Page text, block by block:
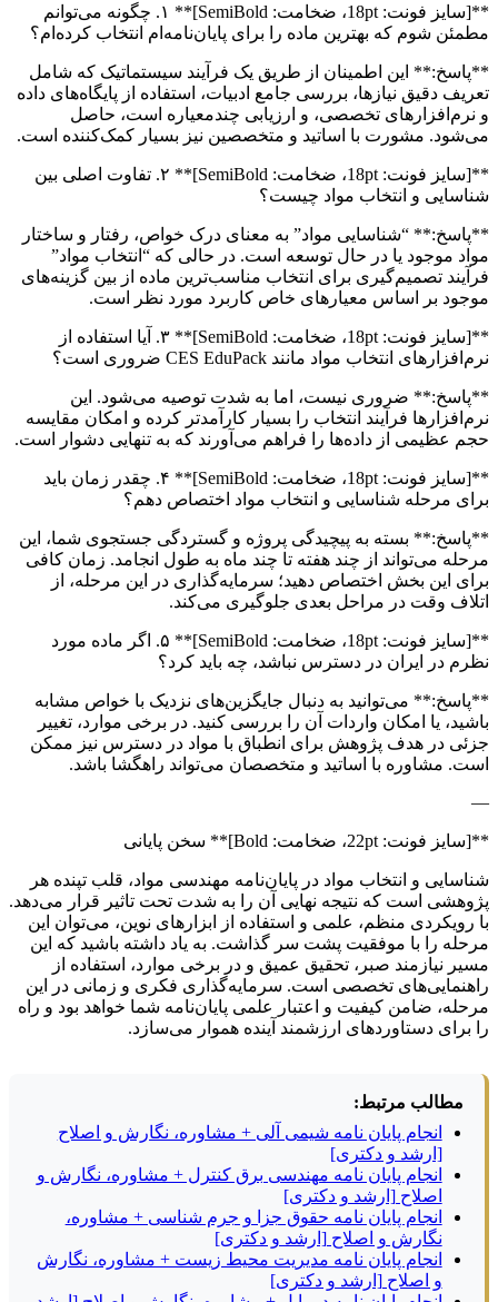
**[سایز فونت: 18pt، ضخامت: SemiBold]** ۱. چگونه می‌توانم
مطمئن شوم که بهترین ماده را برای پایان‌نامه‌ام انتخاب کرده‌ام؟
**پاسخ:** این اطمینان از طریق یک فرآیند سیستماتیک که شامل
تعریف دقیق نیازها، بررسی جامع ادبیات، استفاده از پایگاه‌های داده
و نرم‌افزارهای تخصصی، و ارزیابی چندمعیاره است، حاصل
می‌شود. مشورت با اساتید و متخصصین نیز بسیار کمک‌کننده است.
**[سایز فونت: 18pt، ضخامت: SemiBold]** ۲. تفاوت اصلی بین
شناسایی و انتخاب مواد چیست؟
**پاسخ:** “شناسایی مواد” به معنای درک خواص، رفتار و ساختار
مواد موجود یا در حال توسعه است. در حالی که “انتخاب مواد”
فرآیند تصمیم‌گیری برای انتخاب مناسب‌ترین ماده از بین گزینه‌های
موجود بر اساس معیارهای خاص کاربرد مورد نظر است.
**[سایز فونت: 18pt، ضخامت: SemiBold]** ۳. آیا استفاده از
نرم‌افزارهای انتخاب مواد مانند CES EduPack ضروری است؟
**پاسخ:** ضروری نیست، اما به شدت توصیه می‌شود. این
نرم‌افزارها فرآیند انتخاب را بسیار کارآمدتر کرده و امکان مقایسه
حجم عظیمی از داده‌ها را فراهم می‌آورند که به تنهایی دشوار است.
**[سایز فونت: 18pt، ضخامت: SemiBold]** ۴. چقدر زمان باید
برای مرحله شناسایی و انتخاب مواد اختصاص دهم؟
**پاسخ:** بسته به پیچیدگی پروژه و گستردگی جستجوی شما، این
مرحله می‌تواند از چند هفته تا چند ماه به طول انجامد. زمان کافی
برای این بخش اختصاص دهید؛ سرمایه‌گذاری در این مرحله، از
اتلاف وقت در مراحل بعدی جلوگیری می‌کند.
**[سایز فونت: 18pt، ضخامت: SemiBold]** ۵. اگر ماده مورد
نظرم در ایران در دسترس نباشد، چه باید کرد؟
**پاسخ:** می‌توانید به دنبال جایگزین‌های نزدیک با خواص مشابه
باشید، یا امکان واردات آن را بررسی کنید. در برخی موارد، تغییر
جزئی در هدف پژوهش برای انطباق با مواد در دسترس نیز ممکن
است. مشاوره با اساتید و متخصصان می‌تواند راهگشا باشد.
—
**[سایز فونت: 22pt، ضخامت: Bold]** سخن پایانی
شناسایی و انتخاب مواد در پایان‌نامه مهندسی مواد، قلب تپنده هر
پژوهشی است که نتیجه نهایی آن را به شدت تحت تاثیر قرار می‌دهد.
با رویکردی منظم، علمی و استفاده از ابزارهای نوین، می‌توان این
مرحله را با موفقیت پشت سر گذاشت. به یاد داشته باشید که این
مسیر نیازمند صبر، تحقیق عمیق و در برخی موارد، استفاده از
راهنمایی‌های تخصصی است. سرمایه‌گذاری فکری و زمانی در این
مرحله، ضامن کیفیت و اعتبار علمی پایان‌نامه شما خواهد بود و راه
را برای دستاوردهای ارزشمند آینده هموار می‌سازد.
مطالب مرتبط:
انجام پایان نامه شیمی آلی + مشاوره، نگارش و اصلاح
[ارشد و دکتری]
انجام پایان نامه مهندسی برق کنترل + مشاوره، نگارش و
اصلاح [ارشد و دکتری]
انجام پایان نامه حقوق جزا و جرم شناسی + مشاوره،
نگارش و اصلاح [ارشد و دکتری]
انجام پایان نامه مدیریت محیط زیست + مشاوره، نگارش
و اصلاح [ارشد و دکتری]